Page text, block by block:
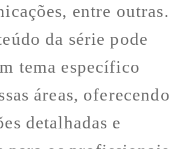
entre outras.
da série pode
tema específico
áreas, oferecendo
detalhadas e